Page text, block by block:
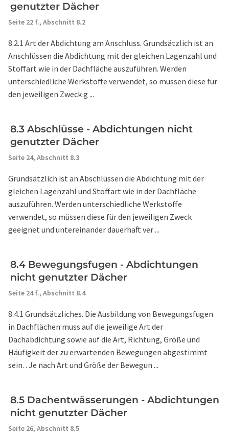
genutzter Dächer
Seite 22 f., Abschnitt 8.2
8.2.1 Art der Abdichtung am Anschluss. Grundsätzlich ist an
Anschlüssen die Abdichtung mit der gleichen Lagenzahl und
Stoffart wie in der Dachfläche auszuführen. Werden
unterschiedliche Werkstoffe verwendet, so müssen diese für
den jeweiligen Zweck g ...
8.3 Abschlüsse - Abdichtungen nicht
genutzter Dächer
Seite 24, Abschnitt 8.3
Grundsätzlich ist an Abschlüssen die Abdichtung mit der
gleichen Lagenzahl und Stoffart wie in der Dachfläche
auszuführen. Werden unterschiedliche Werkstoffe
verwendet, so müssen diese für den jeweiligen Zweck
geeignet und untereinander dauerhaft ver ...
8.4 Bewegungsfugen - Abdichtungen
nicht genutzter Dächer
Seite 24 f., Abschnitt 8.4
8.4.1 Grundsätzliches. Die Ausbildung von Bewegungsfugen
in Dachflächen muss auf die jeweilige Art der
Dachabdichtung sowie auf die Art, Richtung, Größe und
Häufigkeit der zu erwartenden Bewegungen abgestimmt
sein. . Je nach Art und Größe der Bewegun ...
8.5 Dachentwässerungen - Abdichtungen
nicht genutzter Dächer
Seite 26, Abschnitt 8.5